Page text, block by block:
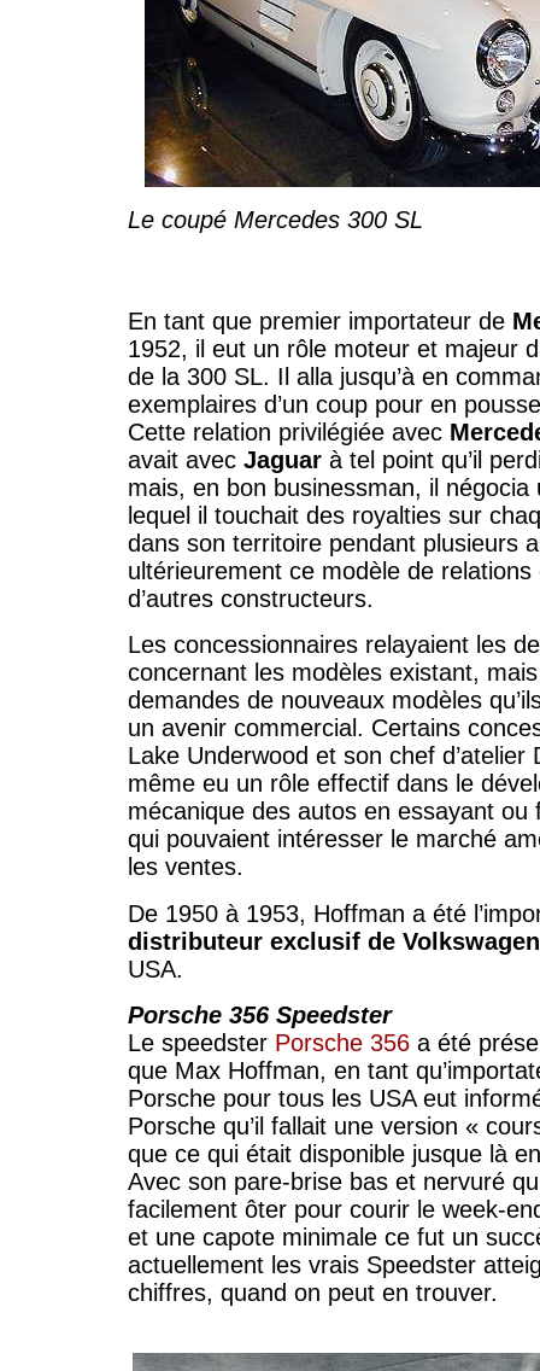
Le coupé Mercedes 300 SL
En tant que premier importateur de
1952, il eut un rôle moteur et majeur
de la 300 SL. Il alla jusqu’à en
exemplaires d’un coup pour en
Cette relation privilégiée avec
avait avec Jaguar à tel point qu’il
mais, en bon businessman, il négocia
lequel il touchait des royalties sur
dans son territoire pendant plusieurs
ultérieurement ce modèle de
d’autres constructeurs.
Les concessionnaires relayaient les
concernant les modèles existant,
demandes de nouveaux modèles
un avenir commercial. Certains
Lake Underwood et son chef d’atelier
même eu un rôle effectif dans le
mécanique des autos en essayant ou
qui pouvaient intéresser le marché
les ventes.
De 1950 à 1953, Hoffman a été
distributeur exclusif de Volkswagen
USA.
Porsche 356 Speedster
Le speedster Porsche 356 a été
que Max Hoffman, en tant
Porsche pour tous les USA eut
Porsche qu’il fallait une version «
que ce qui était disponible jusque là
Avec son pare-brise bas et nervuré
facilement ôter pour courir le week-
et une capote minimale ce fut un
actuellement les vrais Speedster
chiffres, quand on peut en trouver.